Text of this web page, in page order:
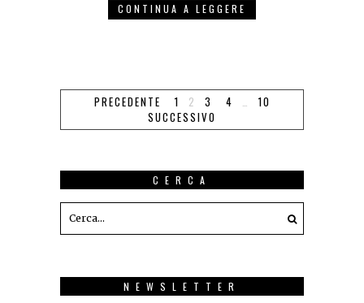
CONTINUA A LEGGERE
PRECEDENTE 1 2 3 4
10
SUCCESSIVO
CERCA
NEWSLETTER